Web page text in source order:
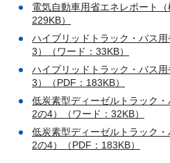
電気自動車用省エネレポート（
229KB）
ハイブリッドトラック・バス
3）（ワード：33KB）
ハイブリッドトラック・バス
3）（PDF：183KB）
低炭素型ディーゼルトラック
2の4）（ワード：32KB）
低炭素型ディーゼルトラック
2の4）（PDF：183KB）